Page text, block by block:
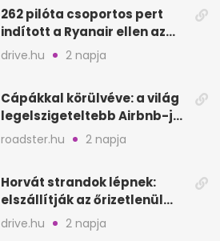
262 pilóta csoportos pert
indított a Ryanair ellen az
Egyesült Királyságban
drive.hu 2 napja
Cápákkal körülvéve: a világ
legelszigeteltebb Airbnb-je
a nyílt tengeren
roadster.hu 2 napja
Horvát strandok lépnek:
elszállítják az őrizetlenül
hagyott törölközőket
drive.hu 2 napja